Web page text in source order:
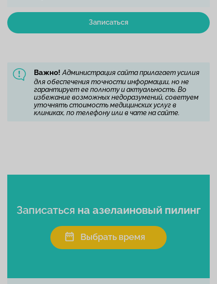
Записаться
Важно! Администрация сайта прилагает усилия
для обеспечения точности информации, но не
гарантирует ее полноту и актуальность. Во
избежание возможных недоразумений, советуем
уточнять стоимость медицинских услуг в
клиниках, по телефону или в чате на сайте.
Записаться на азелаиновый пилинг
Выбрать время